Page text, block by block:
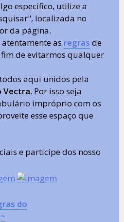
especifico, utilize a
localizada no
da página.
as regras de
de evitarmos qualquer
aqui unidos pela
Vectra. Por isso seja
impróprio com os
esse espaço que
e participe dos nosso
do